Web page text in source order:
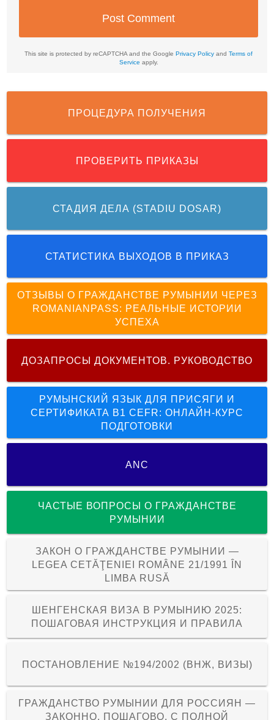
This site is protected by reCAPTCHA and the Google Privacy Policy and Terms of
Service apply.
ПРОЦЕДУРА ПОЛУЧЕНИЯ
ПРОВЕРИТЬ ПРИКАЗЫ
СТАДИЯ ДЕЛА (STADIU DOSAR)
СТАТИСТИКА ВЫХОДОВ В ПРИКАЗ
ОТЗЫВЫ О ГРАЖДАНСТВЕ РУМЫНИИ ЧЕРЕЗ
ROMANIANPASS: РЕАЛЬНЫЕ ИСТОРИИ
УСПЕХА
ДОЗАПРОСЫ ДОКУМЕНТОВ. РУКОВОДСТВО
РУМЫНСКИЙ ЯЗЫК ДЛЯ ПРИСЯГИ И
СЕРТИФИКАТА B1 CEFR: ОНЛАЙН-КУРС
ПОДГОТОВКИ
ANC
ЧАСТЫЕ ВОПРОСЫ О ГРАЖДАНСТВЕ
РУМЫНИИ
ЗАКОН О ГРАЖДАНСТВЕ РУМЫНИИ —
LEGEA CETĂŢENIEI ROMÂNE 21/1991 ÎN
LIMBA RUSĂ
ШЕНГЕНСКАЯ ВИЗА В РУМЫНИЮ 2025:
ПОШАГОВАЯ ИНСТРУКЦИЯ И ПРАВИЛА
ПОСТАНОВЛЕНИЕ №194/2002 (ВНЖ, ВИЗЫ)
ГРАЖДАНСТВО РУМЫНИИ ДЛЯ РОССИЯН —
ЗАКОННО, ПОШАГОВО, С ПОЛНОЙ